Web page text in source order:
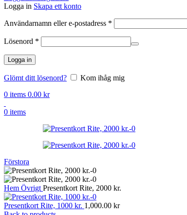
Logga in Skapa ett konto
Användarnamn eller e-postadress *
Lösenord *
Logga in
Glömt ditt lösenord?
Kom ihåg mig
0 items 0.00 kr
0 items
Förstora
Hem Övrigt Presentkort Rite, 2000 kr.
Presentkort Rite, 1000 kr. 1,000.00 kr